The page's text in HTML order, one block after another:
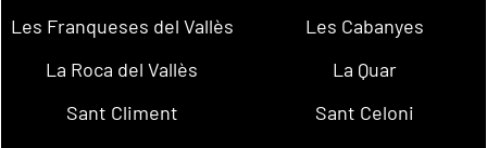
Les Franqueses del Vallès
Les Cabanyes
La Roca del Vallès
La Quar
Sant Climent
Sant Celoni